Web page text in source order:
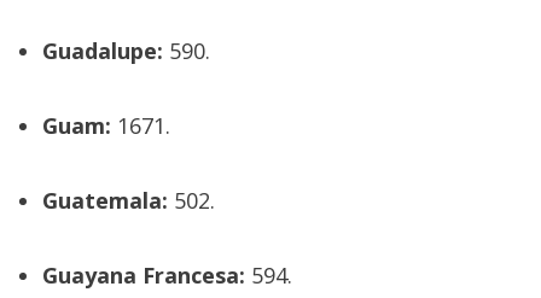
Guadalupe: 590.
Guam: 1671.
Guatemala: 502.
Guayana Francesa: 594.